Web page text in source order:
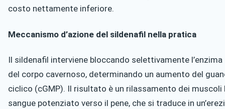
costo nettamente inferiore.
Meccanismo d’azione del sildenafil nella pratica
Il sildenafil interviene bloccando selettivamente l’enzima
del corpo cavernoso, determinando un aumento del
ciclico (cGMP). Il risultato è un rilassamento dei muscoli
sangue potenziato verso il pene, che si traduce in